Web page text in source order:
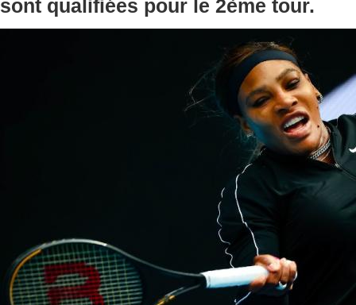
sont qualifiées pour le 2ème tour.